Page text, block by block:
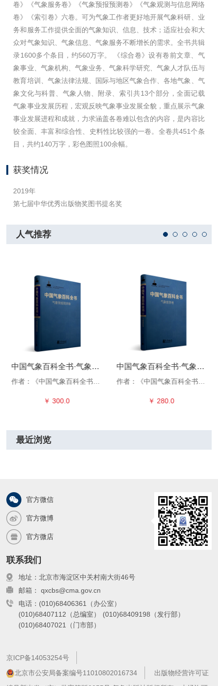
卷》《气象服务卷》《气象预报预测卷》《气象观测与信息网络
卷》《索引卷》六卷。可为气象工作者更好地开展气象科研、业
务和服务工作提供全面的气象知识、信息、技术；适应社会和大
众对气象知识、气象信息、气象服务不断增长的需求。全书共辑
录1600多个条目，约560万字。 《综合卷》设有卷前文章、气
象事业、气象机构、气象业务、气象科学研究、气象人才队伍与
教育培训、气象法律法规、国际与地区气象合作、各地气象、气
象文化与科普、气象人物、附录、索引共13个部分，全面记载
气象事业发展历程，宏观反映气象事业发展全貌，重点展示气象
事业发展进程和成就，力求涵盖各卷难以包含的内容，是内容比
较全面、丰富和综合性、史料性比较强的一卷。全卷共451个条
目，共约140万字，彩色图照100余幅。
获奖情况
2019年
第七届中华优秀出版物奖图书提名奖
人气推荐
中国气象百科全书·气象预报预测卷
￥ 300.0
中国气象百科全书·气象服务卷
作者：《中国气象百科全书》总编委会
￥ 280.0
最近浏览
官方微信
官方微博
官方微店
联系我们
地址：北京市海淀区中关村南大街46号
邮箱： qxcbs@cma.gov.cn
电话：(010)68406361（办公室）
(010)68407112（总编室）
(010)68409198（发行部）
(010)68407021（门市部）
京ICP备14053254号
北京市公安局备案编号11010802016734
出版物经营许可证